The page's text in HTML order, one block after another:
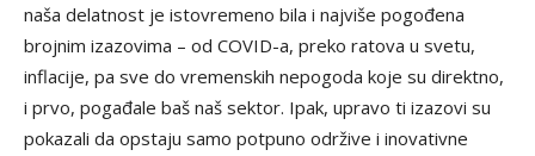
naša delatnost je istovremeno bila i najviše pogođena
brojnim izazovima – od COVID-a, preko ratova u svetu,
inflacije, pa sve do vremenskih nepogoda koje su direktno,
i prvo, pogađale baš naš sektor. Ipak, upravo ti izazovi su
pokazali da opstaju samo potpuno održive i inovativne